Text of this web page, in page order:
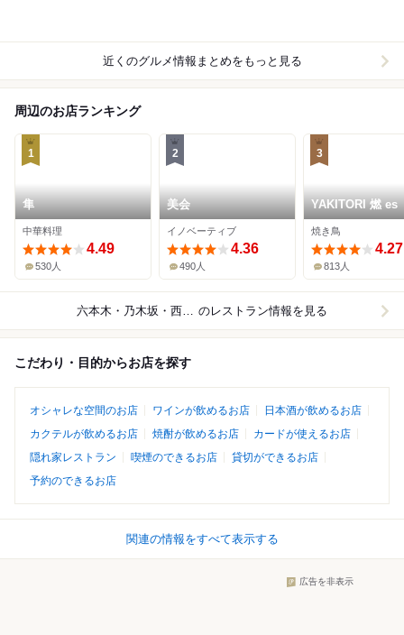
近くのグルメ情報まとめをもっと見る
周辺のお店ランキング
1
隼
中華料理
4.49
530人
2
美会
イノベーティブ
4.36
490人
3
YAKITORI 燃 es
焼き鳥
4.27
813人
六本木・乃木坂・西麻布 のレストラン情報を見る
こだわり・目的からお店を探す
オシャレな空間のお店 ワインが飲めるお店
日本酒が飲めるお店
カクテルが飲めるお店
焼酎が飲めるお店
カードが使えるお店
隠れ家レストラン
喫煙のできるお店
貸切ができるお店
予約のできるお店
関連の情報をすべて表示する
広告を非表示